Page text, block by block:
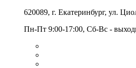
620089, г. Екатеринбург, ул.
Пн-Пт 9:00-17:00, Сб-Вс -